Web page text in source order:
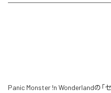
Panic Monster !n Wonderlandの「